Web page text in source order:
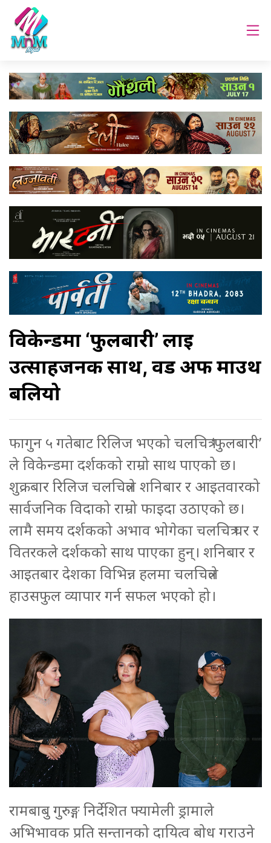
विकेन्डमा ‘फुलबारी’ लाई
उत्साहजनक साथ, वर्ड अफ माउथ
बलियो
फागुन ५ गतेबाट रिलिज भएको चलचित्र ‘फुलबारी’
ले विकेन्डमा दर्शकको राम्रो साथ पाएको छ।
शुक्रबार रिलिज चलचित्रले शनिबार र आइतवारको
सार्वजनिक विदाको राम्रो फाइदा उठाएको छ।
लामै समय दर्शकको अभाव भोगेका चलचित्र घर र
वितरकले दर्शकको साथ पाएका हुन्। शनिबार र
आइतबार देशका विभिन्न हलमा चलचित्रले
हाउसफुल व्यापार गर्न सफल भएको हो।
रामबाबु गुरुङ्ग निर्देशित फ्यामेली ड्रामाले
अभिभावक प्रति सन्तानको दायित्व बोध गराउने